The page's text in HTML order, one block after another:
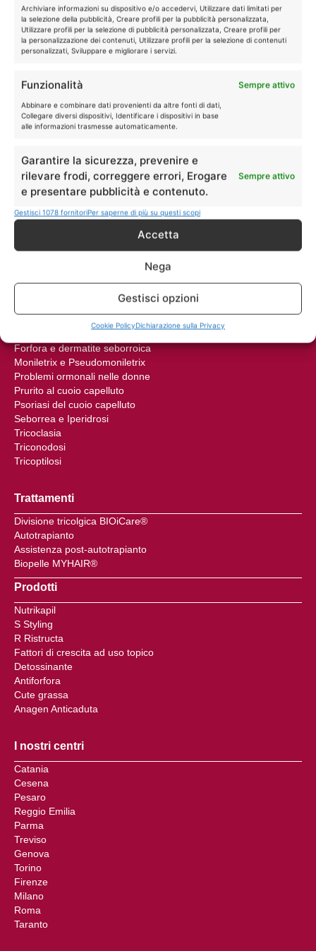
Archiviare informazioni su dispositivo e/o accedervi, Utilizzare dati limitati per
la selezione della pubblicità, Creare profili per la pubblicità personalizzata,
Utilizzare profili per la selezione di pubblicità personalizzata, Creare profili per
la personalizzazione dei contenuti, Utilizzare profili per la selezione di contenuti
personalizzati, Sviluppare e migliorare i servizi.
Funzionalità Sempre attivo
Abbinare e combinare dati provenienti da altre fonti di dati,
Collegare diversi dispositivi, Identificare i dispositivi in base
alle informazioni trasmesse automaticamente.
Garantire la sicurezza, prevenire e
rilevare frodi, correggere errori, Erogare
e presentare pubblicità e contenuto.
Sempre attivo
Gestisci 1078 fornitoriPer saperne di più su questi scopi
Accetta
Nega
Gestisci opzioni
Cookie PolicyDichiarazione sulla Privacy
Istituti tricologici Giglio & Co. – Almareo Srl
Via Meuccio Ruini, 74
42124, Reggio Emilia (RE)
P.IVA e CF. 02331350351
Chi Siamo
Istituto Giglio
Magazine
Welfare aziendale
Lavora con noi
Capelli affusolati e miniaturizzati
Displasia del capello
Forfora e dermatite seborroica
Moniletrix e Pseudomoniletrix
Problemi ormonali nelle donne
Prurito al cuoio capelluto
Psoriasi del cuoio capelluto
Seborrea e Iperidrosi
Tricoclasia
Triconodosi
Tricoptilosi
Trattamenti
Divisione tricolgica BIOiCare®
Autotrapianto
Assistenza post-autotrapianto
Biopelle MYHAIR®
Prodotti
Nutrikapil
S Styling
R Ristructa
Fattori di crescita ad uso topico
Detossinante
Antiforfora
Cute grassa
Anagen Anticaduta
I nostri centri
Catania
Cesena
Pesaro
Reggio Emilia
Parma
Treviso
Genova
Torino
Firenze
Milano
Roma
Taranto